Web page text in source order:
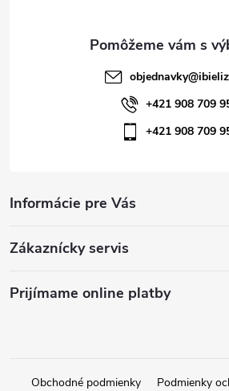
Informácie pre Vás
Zákaznícky servis
Prijímame online platby
objednavky@
+421 908 709
+421 908 709
Obchodné podmienky
Podmienky